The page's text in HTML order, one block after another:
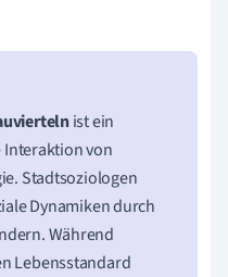
ist ein
Interaktion von
Stadtsoziologen
Dynamiken durch
Während
Lebensstandard